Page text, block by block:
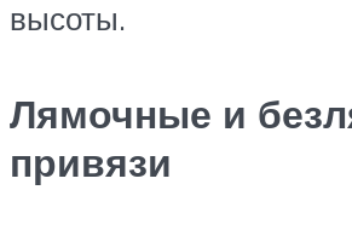
высоты.
Лямочные и
привязи